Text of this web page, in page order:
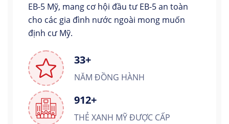
EB-5 Mỹ, mang cơ hội đầu tư EB-5 an toàn
cho các gia đình nước ngoài mong muốn
định cư Mỹ.
33+
NĂM ĐỒNG HÀNH
912+
THẺ XANH MỸ ĐƯỢC CẤP